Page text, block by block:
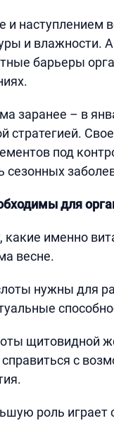
и
и влажности.
барьеры
заранее – в
стратегией.
под
для
какие именно
весне.
нужны для
щитовидной
справиться с
роль играет